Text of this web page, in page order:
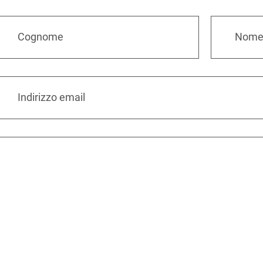
Cognome Nome
Indirizzo email